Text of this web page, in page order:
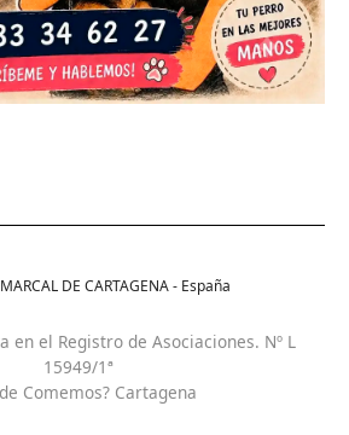
DE CARTAGENA - España
en el Registro de Asociaciones. Nº L
15949/1ª
Comemos? Cartagena